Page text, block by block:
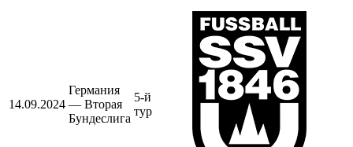
14.09.2024
Германия
— Вторая
Бундеслига
5-й
тур